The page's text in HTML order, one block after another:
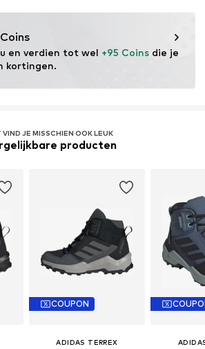
Coins
en verdien tot wel +95 Coins die je
kortingen.
VIND JE MISSCHIEN OOK LEUK
producten
COUPON
ADIDAS TERREX